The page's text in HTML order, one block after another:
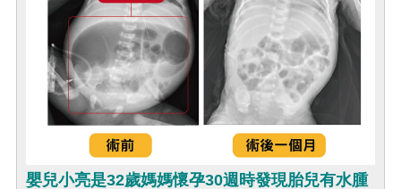
嬰兒小亮是32歲媽媽懷孕30週時發現胎兒有水腫